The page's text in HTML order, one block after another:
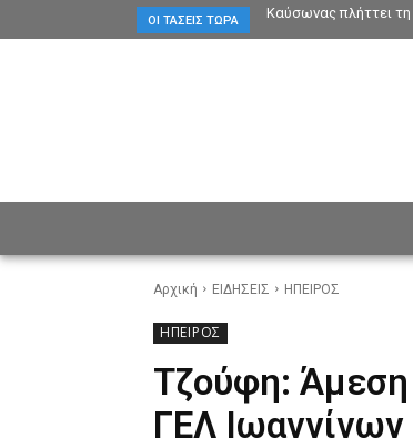
ΟΙ ΤΆΣΕΙΣ ΤΏΡΑ Καύσωνας πλήττει
Αρχική ΕΙΔΗΣΕΙΣ ΗΠΕΙΡΟΣ
ΗΠΕΙΡΟΣ
Τζούφη: Άμεση
ΓΕΛ Ιωαννίνων